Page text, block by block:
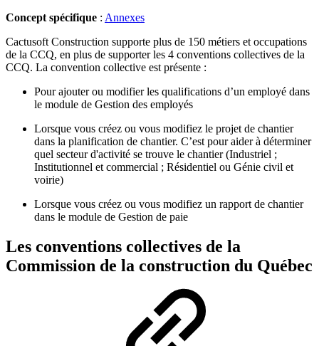
Concept spécifique : Annexes
Cactusoft Construction supporte plus de 150 métiers et occupations
de la CCQ, en plus de supporter les 4 conventions collectives de la
CCQ. La convention collective est présente :
Pour ajouter ou modifier les qualifications d’un employé dans
le module de Gestion des employés
Lorsque vous créez ou vous modifiez le projet de chantier
dans la planification de chantier. C’est pour aider à déterminer
quel secteur d'activité se trouve le chantier (Industriel ;
Institutionnel et commercial ; Résidentiel ou Génie civil et
voirie)
Lorsque vous créez ou vous modifiez un rapport de chantier
dans le module de Gestion de paie
Les conventions collectives de la
Commission de la construction du Québec